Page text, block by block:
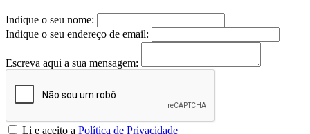
Indique o seu nome:
Indique o seu endereço de email:
Escreva aqui a sua mensagem:
Li e aceito a Política de Privacidade